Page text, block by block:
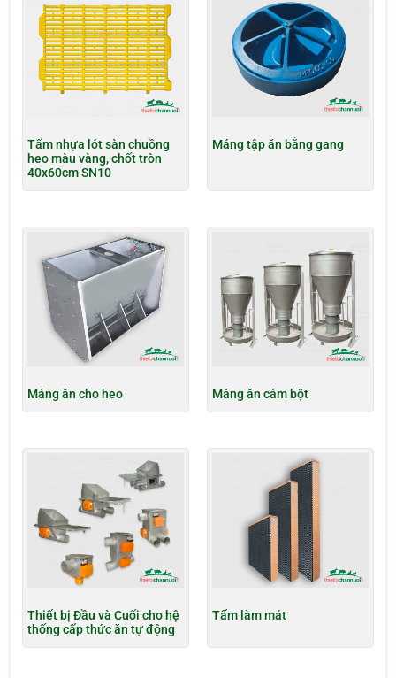
Tấm nhựa lót sàn chuồng
heo màu vàng, chốt tròn
40x60cm SN10
Máng tập ăn bằng gang
Máng ăn cho heo Máng ăn cám bột
Thiết bị Đầu và Cuối cho hệ
thống cấp thức ăn tự động
Tấm làm mát